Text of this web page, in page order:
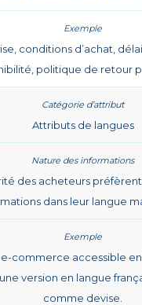
conditions d’achat,
politique de retour
Attributs de langues
des acheteurs
dans leur langue
e-commerce accessible
version en langue
comme devise.